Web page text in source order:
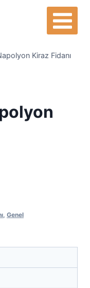
Kiraz Fidanı
Genel